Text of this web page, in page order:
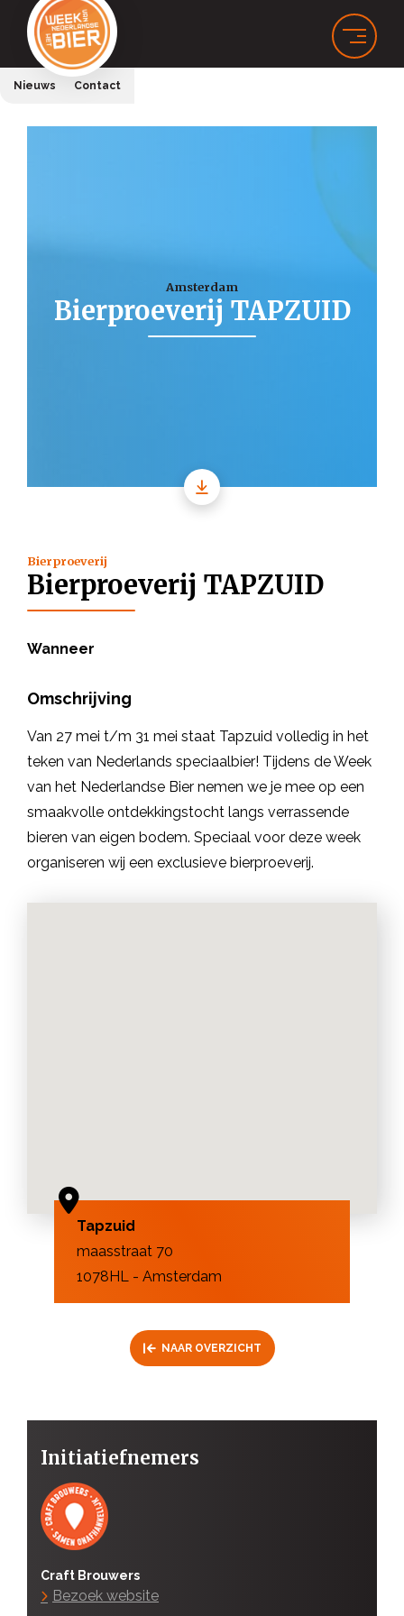
Nieuws Contact
Amsterdam
Bierproeverij TAPZUID
Bierproeverij
Bierproeverij TAPZUID
Wanneer
Omschrijving
Van 27 mei t/m 31 mei staat Tapzuid volledig in het
teken van Nederlands speciaalbier! Tijdens de Week
van het Nederlandse Bier nemen we je mee op een
smaakvolle ontdekkingstocht langs verrassende
bieren van eigen bodem. Speciaal voor deze week
organiseren wij een exclusieve bierproeverij.
Tapzuid
maasstraat 70
1078HL - Amsterdam
NAAR OVERZICHT
Initiatiefnemers
Craft Brouwers
Bezoek website